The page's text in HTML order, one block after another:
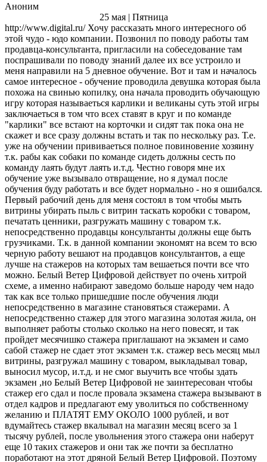
Аноним
25 мая | Пятница
http://www.digital.ru/ Хочу рассказать много интересного об
этой чудо - юдо компании. Позвонил по поводу работы там
продавца-консультанта, пригласили на собеседование там
поспрашивали по поводу знаний далее их все устроило и
меня направили на 5 дневное обучение. Вот и там и началось
самое интересное - обучение проводила девушка которая была
похожа на свинью копилку, она начала проводить обучающую
игру которая называеться карлики и великаны суть этой игры
заключаеться в том что всех ставят в круг и по команде
"карлики" все встают на корточки и сидят так пока она не
скажет и все сразу должны встать и так по нескольку раз. Т.е.
уже на обучении прививаеться полное повиновение хозяину
т.к. рабы как собаки по команде сидеть должны сесть по
команду лаять будут лаять и.т.д. Честно говоря мне их
обучение уже вызывало отвращение, но я думал после
обучения буду работать и все будет нормально - но я ошибался.
Первый рабочий день для меня состоял в том чтобы мыть
витрины убирать пыль с витрин таскать коробки с товаром,
печатать ценники, разгружать машину с товаром т.к.
непосредственно продавцы консультанты должны еще быть
грузчиками. Т.к. в данной компании экономят на всем то всю
черную работу вешают на продавцов консультантов, а еще
лучше на стажеров на которых там вешаеться почти все что
можно. Белый Ветер Цифровой действует по очень хитрой
схеме, а именно набирают заведомо больше народу чем надо
так как все только пришедшие после обучения люди
непосредственно в магазине становяться стажерами. А
непосредственно стажер для этого магазина золотая жила, он
выполняет работы столько сколько на него повесят, и так
пройдет месячишко стажера приглашают на экзамен и само
сабой стажер не сдает этот экзамен т.к. стажер весь месяц мыл
витрины, разгружал машину с товаром, выкладывал товар,
выносил мусор, и.т.д. и не смог выучить все чтобы здать
экзамен ,но Белый Ветер Цифровой не заинтересован чтобы
стажер его сдал и после провала экзамена стажера вызывают в
отдел кадров и предлагают ему уволиться по собственному
желанию и ПЛАТЯТ ЕМУ ОКОЛО 1000 рублей, и вот
вдумайтесь стажер вкалывал на магазин месяц всего за 1
тысячу рублей, после увольнения этого стажера они наберут
еще 10 таких стажеров и они так же почти за бесплатно
поработают на этот дряной Белый Ветер Цифровой. Поэтому